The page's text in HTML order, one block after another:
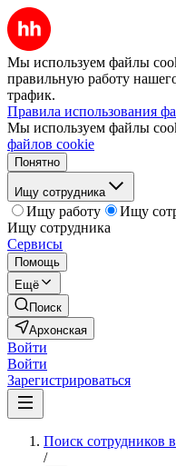
Мы используем файлы
правильную работу
трафик.
Правила использования
Мы используем файлы
файлов cookie
Понятно
Ищу сотрудника
Ищу работу
Ищу
Ищу сотрудника
Сервисы
Помощь
Ещё
Поиск
Архонская
Войти
Войти
Зарегистрироваться
Поиск сотрудников
/